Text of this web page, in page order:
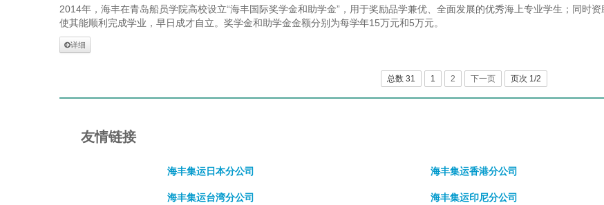
2014年，海丰在青岛船员学院高校设立“海丰国际奖学金和助学金”，用于奖励品学兼优、全面发展的优秀海上专业学生；同时
使其能顺利完成学业，早日成才自立。奖学金和助学金金额分别为每学年15万元和5万元。
详细
总数 31 1 2 下一页 页次 1/2
友情链接
海丰集运日本分公司 海丰集运香港分公司
海丰集运台湾分公司 海丰集运印尼分公司